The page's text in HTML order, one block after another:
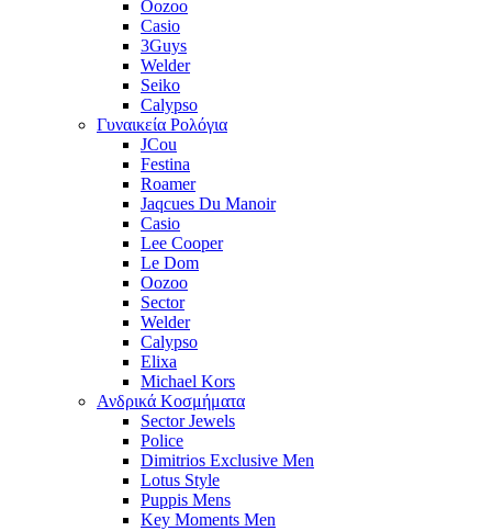
Oozoo
Casio
3Guys
Welder
Seiko
Calypso
Γυναικεία Ρολόγια
JCou
Festina
Roamer
Jaqcues Du Manoir
Casio
Lee Cooper
Le Dom
Oozoo
Sector
Welder
Calypso
Elixa
Michael Kors
Ανδρικά Κοσμήματα
Sector Jewels
Police
Dimitrios Exclusive Men
Lotus Style
Puppis Mens
Key Moments Men